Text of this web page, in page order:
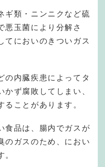
ギ類・ニンニクなど硫
悪玉菌により分解さ
てにおいのきついガス
の内臓疾患によってタ
かず腐敗してしまい、
ることがあります。
食品は、腸内でガスが
のガスのため、におい
。